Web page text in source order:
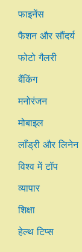
फाइनेंस
फैशन और सौंदर्य
फोटो गैलरी
बैंकिंग
मनोरंजन
मोबाइल
लाँड्री और लिनेन
विश्व में टॉप
व्यापार
शिक्षा
हेल्थ टिप्स